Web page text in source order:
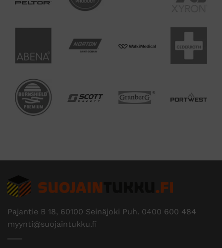
Pajantie B 18, 60100 Seinäjoki Puh. 0400 600 484
myynti@suojaintukku.fi